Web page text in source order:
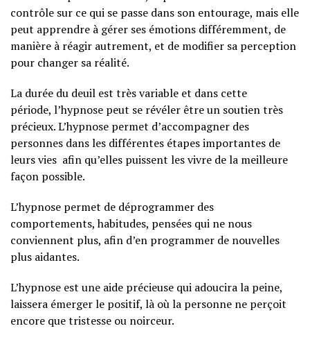
contrôle sur ce qui se passe dans son entourage, mais elle
peut apprendre à gérer ses émotions différemment, de
manière à réagir autrement, et de modifier sa perception
pour changer sa réalité.
La durée du deuil est très variable et dans cette
période, l’hypnose peut se révéler être un soutien très
précieux. L’hypnose permet d’accompagner des
personnes dans les différentes étapes importantes de
leurs vies afin qu’elles puissent les vivre de la meilleure
façon possible.
L’hypnose permet de déprogrammer des
comportements, habitudes, pensées qui ne nous
conviennent plus, afin d’en programmer de nouvelles
plus aidantes.
L’hypnose est une aide précieuse qui adoucira la peine,
laissera émerger le positif, là où la personne ne perçoit
encore que tristesse ou noirceur.